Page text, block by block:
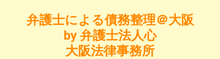
弁護士による債務整理＠大阪
by 弁護士法人心
大阪法律事務所